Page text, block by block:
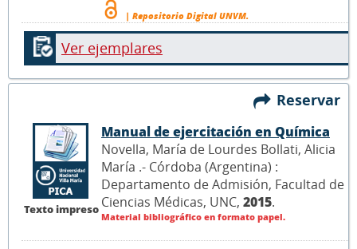
| Repositorio Digital UNVM.
Ver ejemplares
Reservar
Texto impreso
Manual de ejercitación en Química
Novella, María de Lourdes Bollati, Alicia
María .- Córdoba (Argentina) :
Departamento de Admisión, Facultad de
Ciencias Médicas, UNC, 2015.
Material bibliográfico en formato papel.